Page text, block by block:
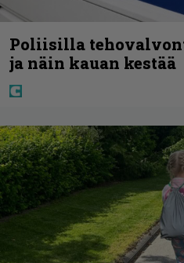
Poliisilla
ja näin kauan kestää